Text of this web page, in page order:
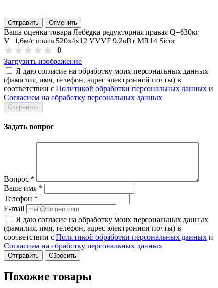
Отправить Отменить
Ваша оценка товара Лебедка редукторная правая Q=630кг
V=1,6м/с шкив 520х4х12 VVVF 9.2кВт MR14 Sicor
0
Загрузить изображение
Я даю согласие на обработку моих персональных данных
(фамилия, имя, телефон, адрес электронной почты) в
соответствии с Политикой обработки персональных данных и
Согласием на обработку персональных данных.
Задать вопрос
Вопрос *
Ваше имя *
Телефон *
E-mail
Я даю согласие на обработку моих персональных данных
(фамилия, имя, телефон, адрес электронной почты) в
соответствии с Политикой обработки персональных данных и
Согласием на обработку персональных данных.
Сбросить
Похожие товары